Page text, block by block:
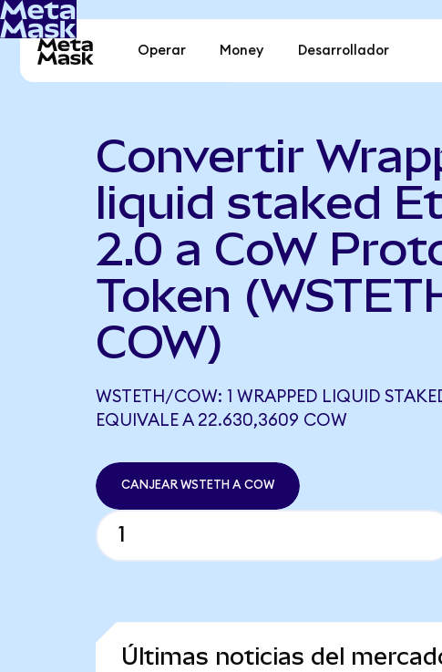
Operar Money Desarrollador
Convertir
liquid staked
2.0 a CoW
Token
COW)
WSTETH/COW: 1 WRAPPED LIQUID
EQUIVALE A 22.630,3609 COW
CANJEAR WSTETH A COW
Últimas noticias del